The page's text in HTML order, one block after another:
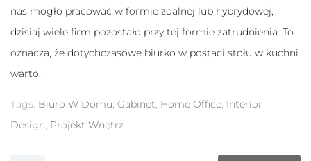
nas mogło pracować w formie zdalnej lub hybrydowej,
dzisiaj wiele firm pozostało przy tej formie zatrudnienia. To
oznacza, że dotychczasowe biurko w postaci stołu w kuchni
warto...
Tags: Biuro W Domu, Gabinet, Home Office, Interior
Design, Projekt Wnętrz
podczas
strony, zwiększasz
szansę na
spersonalizowanych